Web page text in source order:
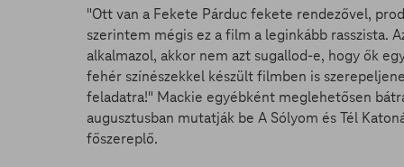
"Ott van a Fekete Párduc fekete rendezővel,
szerintem mégis ez a film a leginkább
alkalmazol, akkor nem azt sugallod-e, hogy ők
fehér színészekkel készült filmben is
feladatra!" Mackie egyébként meglehetősen
augusztusban mutatják be A Sólyom és Tél
főszereplő.